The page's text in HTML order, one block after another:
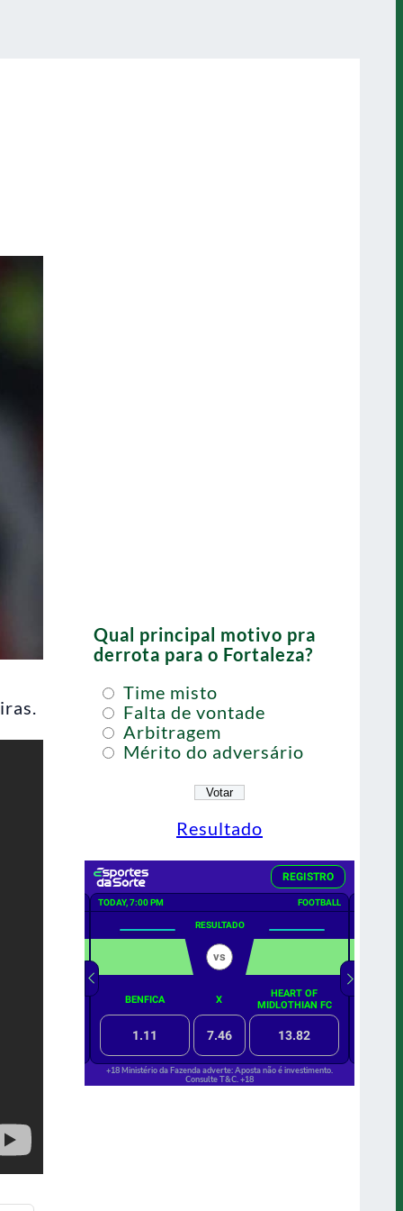
Qual principal motivo pra
derrota para o Fortaleza?
Time misto
Falta de vontade
Arbitragem
Mérito do adversário
Resultado